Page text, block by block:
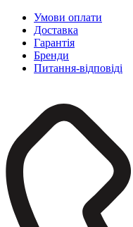
Умови оплати
Доставка
Гарантія
Бренди
Питання-відповіді